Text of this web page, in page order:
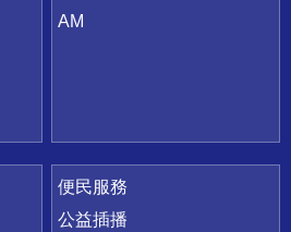
AM
便民服務
公益插播